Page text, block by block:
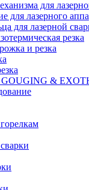
для
для лазерного
для лазерной
резка
и резка
GOUGING &